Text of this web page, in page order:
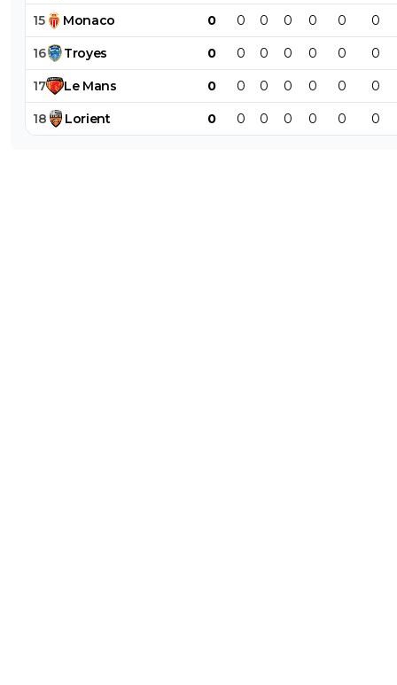
15 Monaco 0 0 0 0 0 0 0
16 Troyes 0 0 0 0 0 0 0
17 Le Mans 0 0 0 0 0 0 0
18 Lorient 0 0 0 0 0 0 0